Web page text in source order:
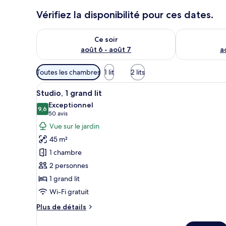
x
é
Vérifiez la disponibilité pour ces dates.
Ce soir
août 6 - août 7
Vérifier la disponibilité pour ce soir août 6 - août 7
Vérifier la
Filtres
disponibles
pour
les
chambres
Toutes les chambres 1 lit 2 lits
Afficher
toutes
les
photos
pour
ce
type
de
chambre :
Studio,
1
Une chambre d’hôtel avec
15
Studio, 1 grand lit
9,69,6 sur 10
Exceptionnel
50 avis
(50 avis)
Vue sur le jardin
45 m²
1 chambre
2 personnes
1 grand lit
Wi-Fi gratuit
Plus de détails
Plus